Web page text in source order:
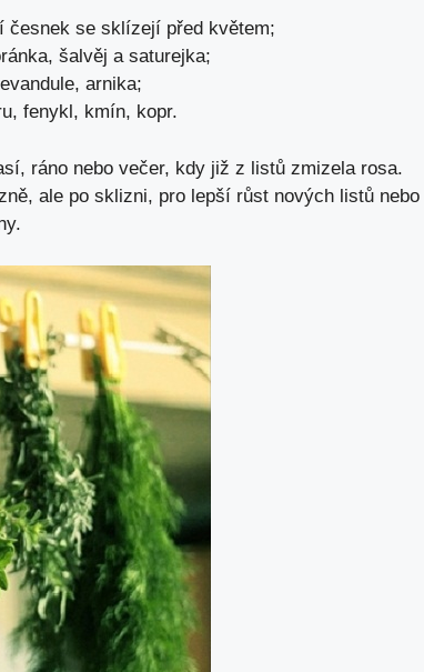
česnek se sklízejí před květem;
šalvěj a saturejka;
arnika;
fenykl, kmín, kopr.
ráno nebo večer, kdy již z listů zmizela rosa.
ale po sklizni, pro lepší růst nových listů nebo